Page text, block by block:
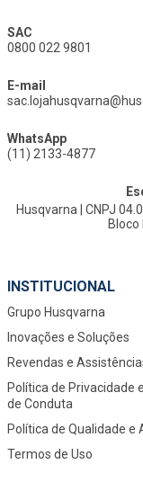
SAC
0800 022 9801
E-mail
WhatsApp
(11) 2133-4877
Husqvarna | CNPJ
Bloco
INSTITUCIONAL
Grupo Husqvarna
Inovações e Soluções
Revendas e
Política de Privacidade
de Conduta
Política de Qualidade e
Termos de Uso